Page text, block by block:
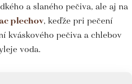
a slaného pečiva, ale aj na
plechov, keďže pri pečení
kváskového pečiva a chlebov
voda.